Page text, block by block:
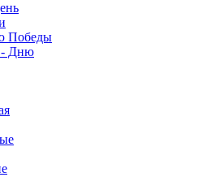
Победы
- Дню